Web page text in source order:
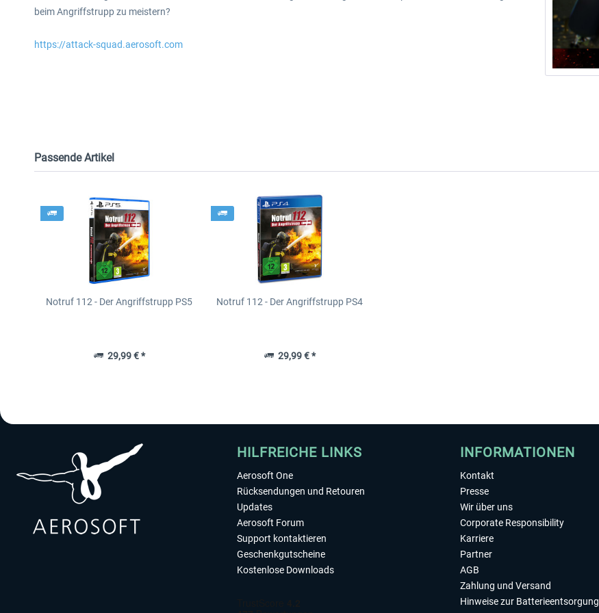
beim Angriffstrupp zu meistern?
https://attack-squad.aerosoft.com
Passende Artikel
Notruf 112 - Der Angriffstrupp PS5
29,99 € *
Notruf 112 - Der Angriffstrupp PS4
29,99 € *
HILFREICHE LINKS
Aerosoft One
Rücksendungen und Retouren
Updates
Aerosoft Forum
Support kontaktieren
Geschenkgutscheine
Kostenlose Downloads
INFORMATIONEN
Kontakt
Presse
Wir über uns
Corporate Responsibility
Karriere
Partner
AGB
Zahlung und Versand
Hinweise zur Batterieentsorgung